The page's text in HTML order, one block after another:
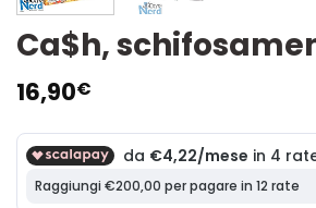
Ca$h,
16,90€